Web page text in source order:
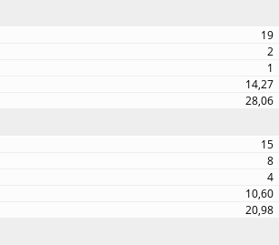
19
2
1
14,27
28,06
15
8
4
10,60
20,98